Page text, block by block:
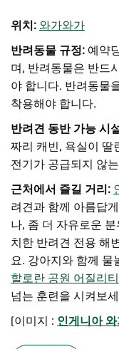
위치: 와가와가
반려동물 규정: 예약
며, 반려동물은 반드
야 합니다. 반려동물
착용해야 합니다.
반려견 동반 가능 시
짜리 캐빈, 욕실이 딸
전기가 공급되지 않
근처에서 즐길 거리:
려견과 함께 아름답
나, 좀 더 자유로운
치한 반려견 전용 해
요. 강아지와 함께 물
할로란 공원 어질리
넘는 훈련을 시켜보
[이미지 : 인게니아